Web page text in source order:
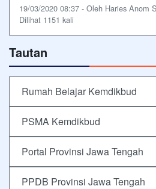
19/03/2020 08:37 - Oleh Haries Anom
Dilihat 1151 kali
Tautan
Rumah Belajar Kemdikbud
PSMA Kemdikbud
Portal Provinsi Jawa Tengah
PPDB Provinsi Jawa Tengah